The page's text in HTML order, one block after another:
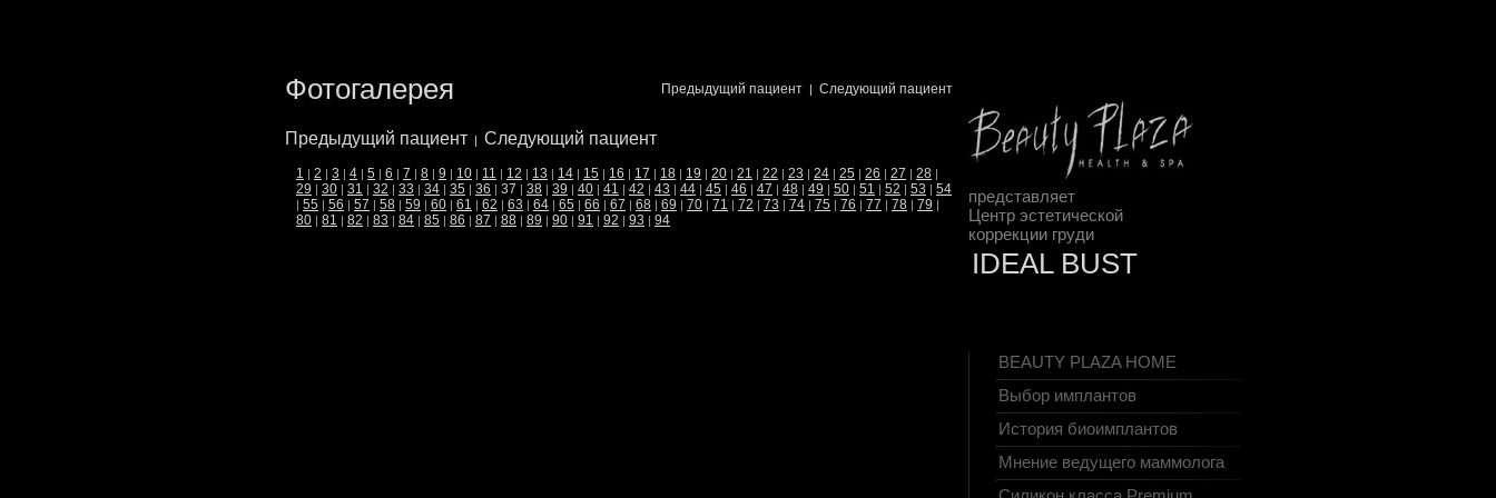
Фотогалерея Предыдущий пациент | Следующий пациент
Предыдущий пациент | Следующий пациент
1 | 2 | 3 | 4 | 5 | 6 | 7 | 8 | 9 | 10 | 11 | 12 | 13 | 14 | 15 | 16 | 17 | 18 | 19 | 20 | 21 | 22 | 23 | 24 | 25 | 26 | 27 | 28 |
29 | 30 | 31 | 32 | 33 | 34 | 35 | 36 | 37 | 38 | 39 | 40 | 41 | 42 | 43 | 44 | 45 | 46 | 47 | 48 | 49 | 50 | 51 | 52 | 53 | 54
| 55 | 56 | 57 | 58 | 59 | 60 | 61 | 62 | 63 | 64 | 65 | 66 | 67 | 68 | 69 | 70 | 71 | 72 | 73 | 74 | 75 | 76 | 77 | 78 | 79 |
80 | 81 | 82 | 83 | 84 | 85 | 86 | 87 | 88 | 89 | 90 | 91 | 92 | 93 | 94
представляет
Центр эстетической
коррекции груди
IDEAL BUST
BEAUTY PLAZA HOME
Выбор имплантов
История биоимплантов
Мнение ведущего маммолога